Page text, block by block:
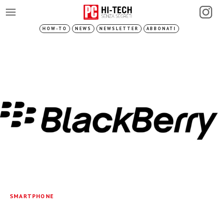
HOW-TO NEWS NEWSLETTER ABBONATI
SMARTPHONE